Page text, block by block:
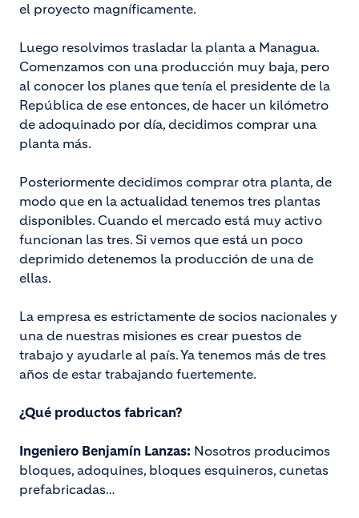
el proyecto magníficamente.
Luego resolvimos trasladar la planta a Managua.
Comenzamos con una producción muy baja, pero
al conocer los planes que tenía el presidente de la
República de ese entonces, de hacer un kilómetro
de adoquinado por día, decidimos comprar una
planta más.
Posteriormente decidimos comprar otra planta, de
modo que en la actualidad tenemos tres plantas
disponibles. Cuando el mercado está muy activo
funcionan las tres. Si vemos que está un poco
deprimido detenemos la producción de una de
ellas.
La empresa es estrictamente de socios nacionales y
una de nuestras misiones es crear puestos de
trabajo y ayudarle al país. Ya tenemos más de tres
años de estar trabajando fuertemente.
¿Qué productos fabrican?
Ingeniero Benjamín Lanzas: Nosotros producimos
bloques, adoquines, bloques esquineros, cunetas
prefabricadas…